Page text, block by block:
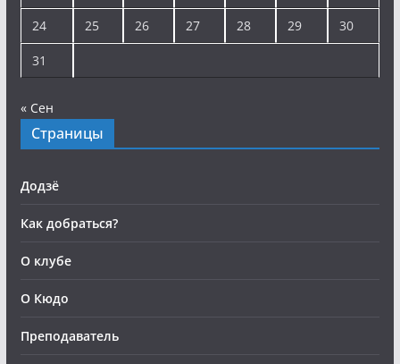
24 25 26 27 28 29 30
31
« Сен
Страницы
Додзё
Как добраться?
О клубе
О Кюдо
Преподаватель